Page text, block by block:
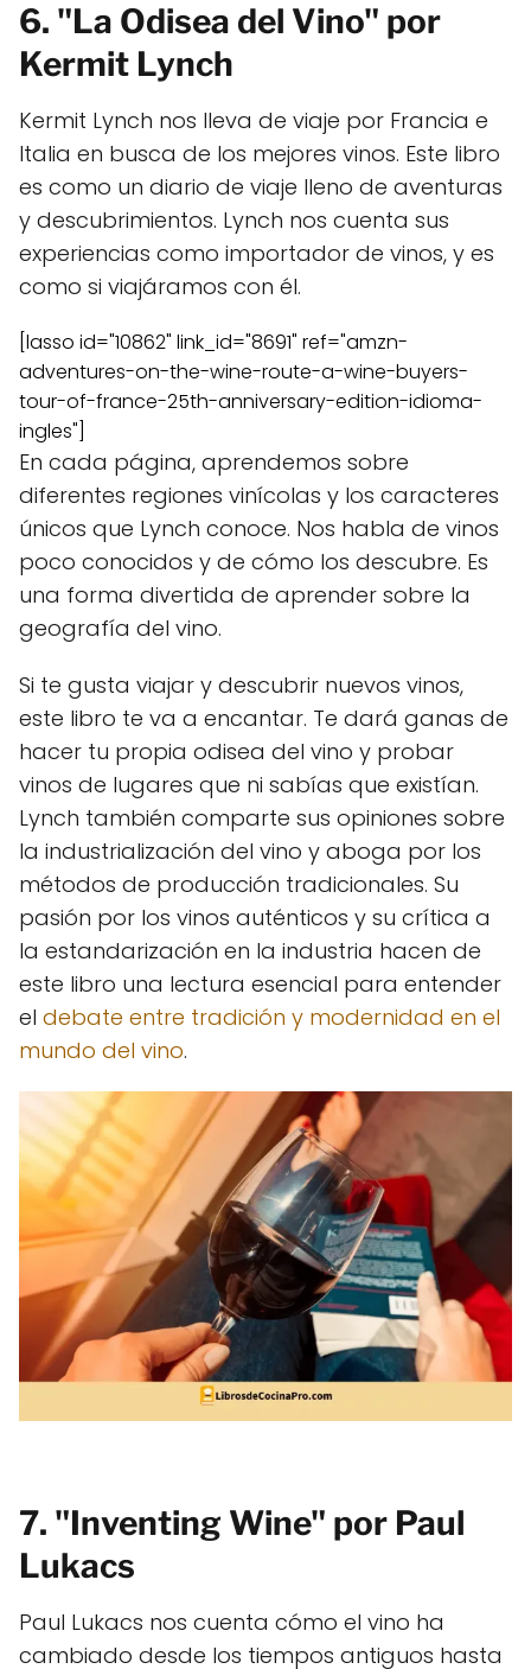
6. "La Odisea del Vino" por
Kermit Lynch
Kermit Lynch nos lleva de viaje por Francia e
Italia en busca de los mejores vinos. Este libro
es como un diario de viaje lleno de aventuras
y descubrimientos. Lynch nos cuenta sus
experiencias como importador de vinos, y es
como si viajáramos con él.
[lasso id="10862" link_id="8691" ref="amzn-
adventures-on-the-wine-route-a-wine-buyers-
tour-of-france-25th-anniversary-edition-idioma-
ingles"]
En cada página, aprendemos sobre
diferentes regiones vinícolas y los caracteres
únicos que Lynch conoce. Nos habla de vinos
poco conocidos y de cómo los descubre. Es
una forma divertida de aprender sobre la
geografía del vino.
Si te gusta viajar y descubrir nuevos vinos,
este libro te va a encantar. Te dará ganas de
hacer tu propia odisea del vino y probar
vinos de lugares que ni sabías que existían.
Lynch también comparte sus opiniones sobre
la industrialización del vino y aboga por los
métodos de producción tradicionales. Su
pasión por los vinos auténticos y su crítica a
la estandarización en la industria hacen de
este libro una lectura esencial para entender
el debate entre tradición y modernidad en el
mundo del vino.
7. "Inventing Wine" por Paul
Lukacs
Paul Lukacs nos cuenta cómo el vino ha
cambiado desde los tiempos antiguos hasta